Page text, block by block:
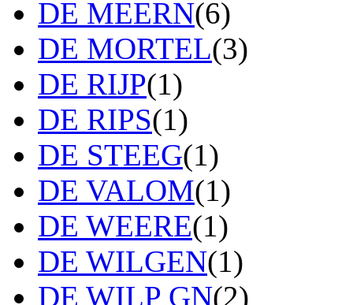
DE MEERN(6)
DE MORTEL(3)
DE RIJP(1)
DE RIPS(1)
DE STEEG(1)
DE VALOM(1)
DE WEERE(1)
DE WILGEN(1)
DE WILP GN(2)